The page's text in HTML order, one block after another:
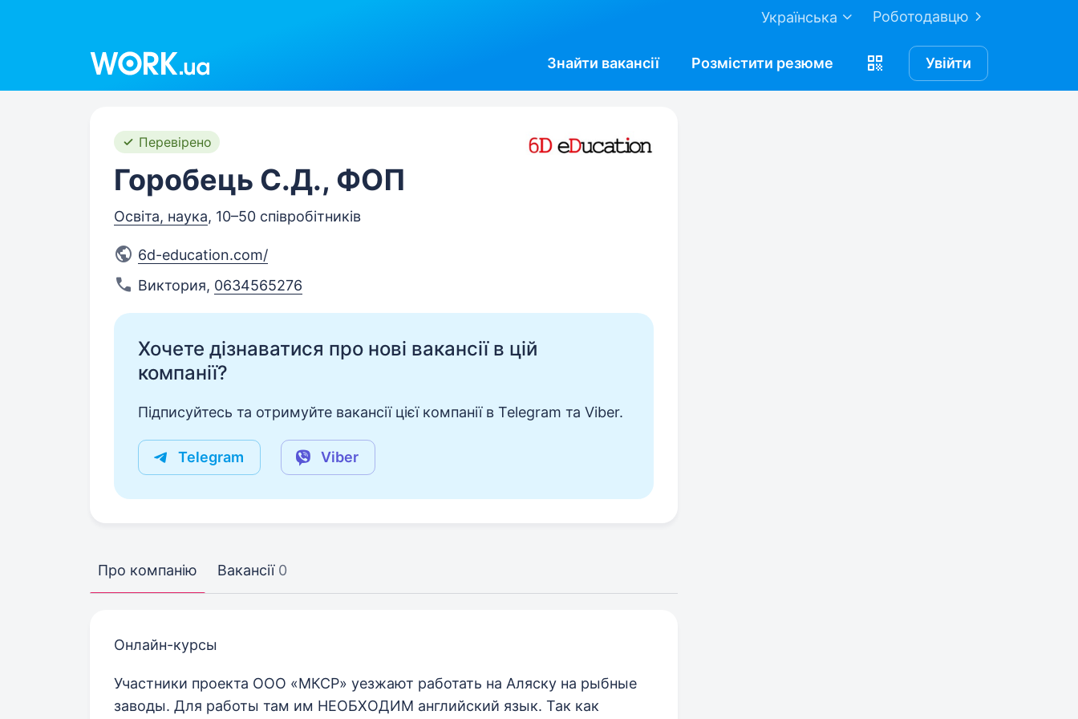
Роботодавцю
Українська
Знайти вакансії Розмістити резюме Увійти
Перевірено
Горобець С.Д., ФОП
Освіта, наука, 10–50 співробітників
6d-education.com/
Виктория, 0634565276
Хочете дізнаватися про нові вакансії в цій
компанії?
Підписуйтесь та отримуйте вакансії цієї компанії в Telegram та Viber.
Telegram Viber
Про компанію Вакансії 0
Онлайн-курсы
Участники проекта ООО «МКСР» уезжают работать на Аляску на рыбные
заводы. Для работы там им НЕОБХОДИМ английский язык. Так как